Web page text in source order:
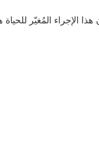
الإجراء المُغيّر للحياة